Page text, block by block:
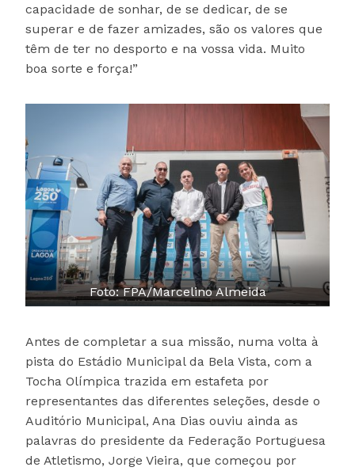
capacidade de sonhar, de se dedicar, de se
superar e de fazer amizades, são os valores que
têm de ter no desporto e na vossa vida. Muito
boa sorte e força!”
Foto: FPA/Marcelino Almeida
Antes de completar a sua missão, numa volta à
pista do Estádio Municipal da Bela Vista, com a
Tocha Olímpica trazida em estafeta por
representantes das diferentes seleções, desde o
Auditório Municipal, Ana Dias ouviu ainda as
palavras do presidente da Federação Portuguesa
de Atletismo, Jorge Vieira, que começou por